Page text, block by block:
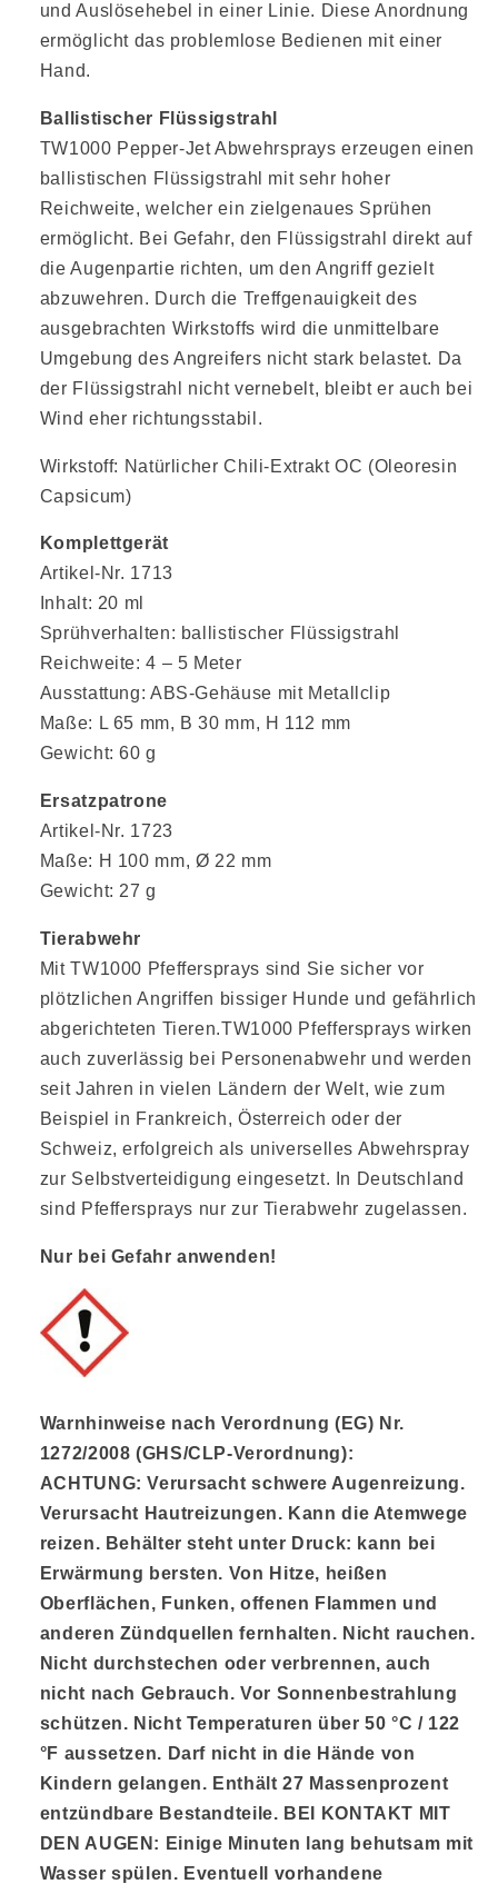
und Auslösehebel in einer Linie. Diese Anordnung
ermöglicht das problemlose Bedienen mit einer
Hand.
Ballistischer Flüssigstrahl
TW1000 Pepper-Jet Abwehrsprays erzeugen einen
ballistischen Flüssigstrahl mit sehr hoher
Reichweite, welcher ein zielgenaues Sprühen
ermöglicht. Bei Gefahr, den Flüssigstrahl direkt auf
die Augenpartie richten, um den Angriff gezielt
abzuwehren. Durch die Treffgenauigkeit des
ausgebrachten Wirkstoffs wird die unmittelbare
Umgebung des Angreifers nicht stark belastet. Da
der Flüssigstrahl nicht vernebelt, bleibt er auch bei
Wind eher richtungsstabil.
Wirkstoff: Natürlicher Chili-Extrakt OC (Oleoresin
Capsicum)
Komplettgerät
Artikel-Nr. 1713
Inhalt: 20 ml
Sprühverhalten: ballistischer Flüssigstrahl
Reichweite: 4 – 5 Meter
Ausstattung: ABS-Gehäuse mit Metallclip
Maße: L 65 mm, B 30 mm, H 112 mm
Gewicht: 60 g
Ersatzpatrone
Artikel-Nr. 1723
Maße: H 100 mm, Ø 22 mm
Gewicht: 27 g
Tierabwehr
Mit TW1000 Pfeffersprays sind Sie sicher vor
plötzlichen Angriffen bissiger Hunde und gefährlich
abgerichteten Tieren.TW1000 Pfeffersprays wirken
auch zuverlässig bei Personenabwehr und werden
seit Jahren in vielen Ländern der Welt, wie zum
Beispiel in Frankreich, Österreich oder der
Schweiz, erfolgreich als universelles Abwehrspray
zur Selbstverteidigung eingesetzt. In Deutschland
sind Pfeffersprays nur zur Tierabwehr zugelassen.
Nur bei Gefahr anwenden!
Warnhinweise nach Verordnung (EG) Nr.
1272/2008 (GHS/CLP-Verordnung):
ACHTUNG: Verursacht schwere Augenreizung.
Verursacht Hautreizungen. Kann die Atemwege
reizen. Behälter steht unter Druck: kann bei
Erwärmung bersten. Von Hitze, heißen
Oberflächen, Funken, offenen Flammen und
anderen Zündquellen fernhalten. Nicht rauchen.
Nicht durchstechen oder verbrennen, auch
nicht nach Gebrauch. Vor Sonnenbestrahlung
schützen. Nicht Temperaturen über 50 °C / 122
°F aussetzen. Darf nicht in die Hände von
Kindern gelangen. Enthält 27 Massenprozent
entzündbare Bestandteile. BEI KONTAKT MIT
DEN AUGEN: Einige Minuten lang behutsam mit
Wasser spülen. Eventuell vorhandene